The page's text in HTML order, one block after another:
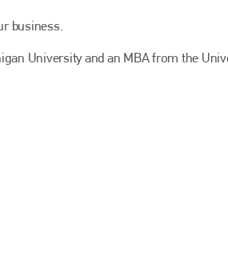
business.
University and an MBA from the